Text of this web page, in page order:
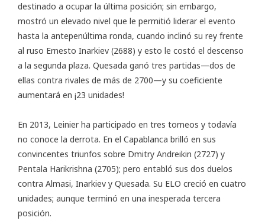
destinado a ocupar la última posición; sin embargo,
mostró un elevado nivel que le permitió liderar el evento
hasta la antepenúltima ronda, cuando inclinó su rey frente
al ruso Ernesto Inarkiev (2688) y esto le costó el descenso
a la segunda plaza. Quesada ganó tres partidas—dos de
ellas contra rivales de más de 2700—y su coeficiente
aumentará en ¡23 unidades!
En 2013, Leinier ha participado en tres torneos y todavía
no conoce la derrota. En el Capablanca brilló en sus
convincentes triunfos sobre Dmitry Andreikin (2727) y
Pentala Harikrishna (2705); pero entabló sus dos duelos
contra Almasi, Inarkiev y Quesada. Su ELO creció en cuatro
unidades; aunque terminó en una inesperada tercera
posición.